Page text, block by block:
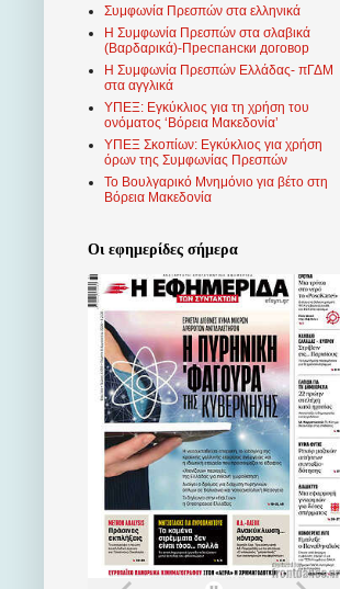
Συμφωνία Πρεσπών στα ελληνικά
Η Συμφωνία Πρεσπών στα σλαβικά
(Βαρδαρικά)-Преспански договор
Η Συμφωνία Πρεσπών Ελλάδας- πΓΔΜ
στα αγγλικά
ΥΠΕΞ: Εγκύκλιος για τη χρήση του
ονόματος ‘Βόρεια Μακεδονία’
ΥΠΕΞ Σκοπίων: Εγκύκλιος για χρήση
όρων της Συμφωνίας Πρεσπών
Το Βουλγαρικό Μνημόνιο για βέτο στη
Βόρεια Μακεδονία
Οι εφημερίδες σήμερα